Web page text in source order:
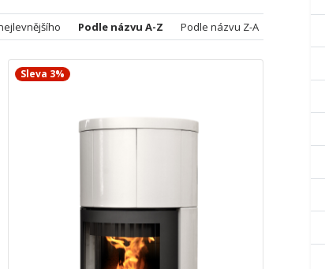
Podle názvu A-Z Podle názvu Z-A
Sleva 3%